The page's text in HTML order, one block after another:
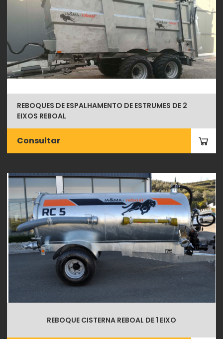
REBOQUES DE ESPALHAMENTO DE ESTRUMES DE 2
EIXOS REBOAL
Consultar
REBOQUE CISTERNA REBOAL DE 1 EIXO